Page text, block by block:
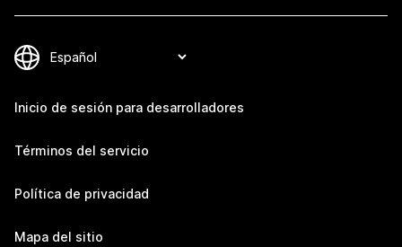
Inicio de sesión para desarrolladores
Términos del servicio
Política de privacidad
Mapa del sitio